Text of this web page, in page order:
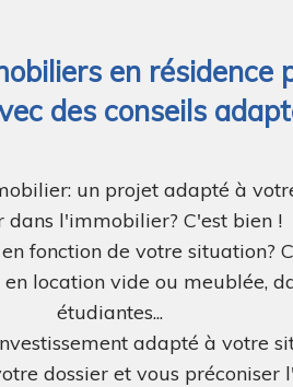
en
des conseils
un projet adapté à
dans l'immobilier? C'est bien !
fonction de votre situation?
location vide ou meublée,
étudiantes...
adapté à votre
dossier et vous préconiser